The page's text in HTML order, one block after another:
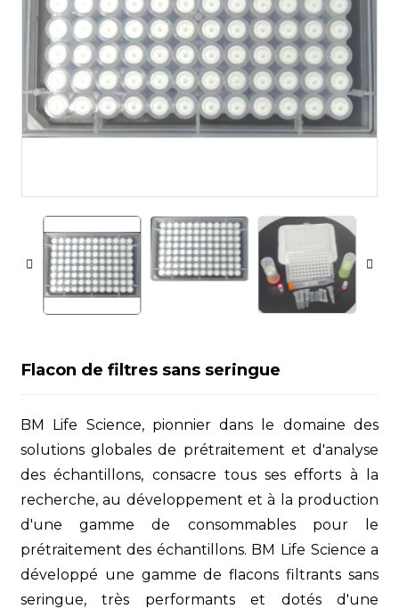
Flacon de filtres sans seringue
BM Life Science, pionnier dans le domaine des
solutions globales de prétraitement et d'analyse
des échantillons, consacre tous ses efforts à la
recherche, au développement et à la production
d'une gamme de consommables pour le
prétraitement des échantillons. BM Life Science a
développé une gamme de flacons filtrants sans
seringue, très performants et dotés d'une